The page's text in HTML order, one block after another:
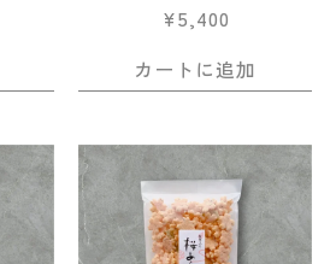
¥5,400
カートに追加